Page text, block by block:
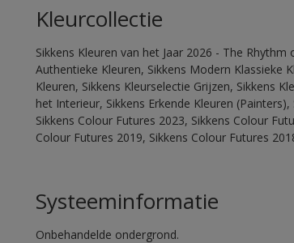
Kleurcollectie
Sikkens Kleuren van het Jaar 2026 - The Rhythm
Authentieke Kleuren, Sikkens Modern Klassieke
Kleuren, Sikkens Kleurselectie Grijzen, Sikkens
het Interieur, Sikkens Erkende Kleuren
Sikkens Colour Futures 2023, Sikkens Colour
Colour Futures 2019, Sikkens Colour Futures
Systeeminformatie
Onbehandelde ondergrond.